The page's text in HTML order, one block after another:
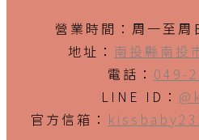
營業時間：周一至
地址： 南投縣南投
電話： 049-
LINE ID：
官方信箱：